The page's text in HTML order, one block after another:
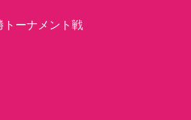
トーナメント戦